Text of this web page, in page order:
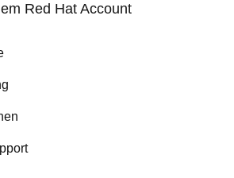
Red Hat Account